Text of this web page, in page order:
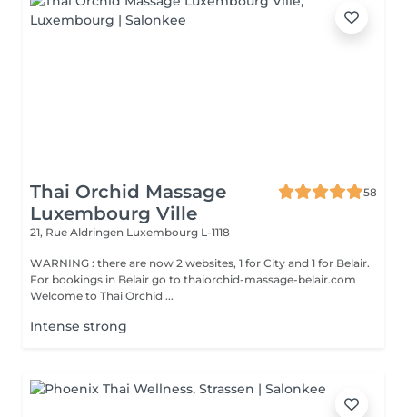
Thai Orchid Massage
Luxembourg Ville
58
21, Rue Aldringen Luxembourg L-1118
WARNING : there are now 2 websites, 1 for City and 1 for Belair.
For bookings in Belair go to thaiorchid-massage-belair.com
Welcome to Thai Orchid ...
Intense strong